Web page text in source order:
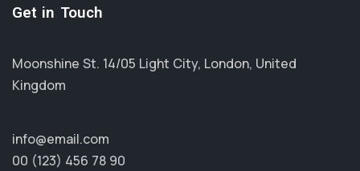
Get in Touch
Moonshine St. 14/05 Light City, London, United
Kingdom
info@email.com
00 (123) 456 78 90